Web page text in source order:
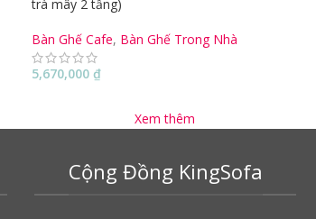
trà mây 2 tầng)
Bàn Ghế Cafe, Bàn Ghế Trong Nhà
5,670,000 ₫
Xem thêm
Cộng Đồng KingSofa